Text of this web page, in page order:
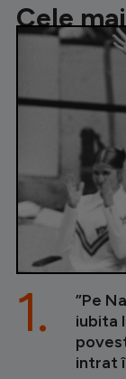
Cele
”Pe
iubita
intrat
1.